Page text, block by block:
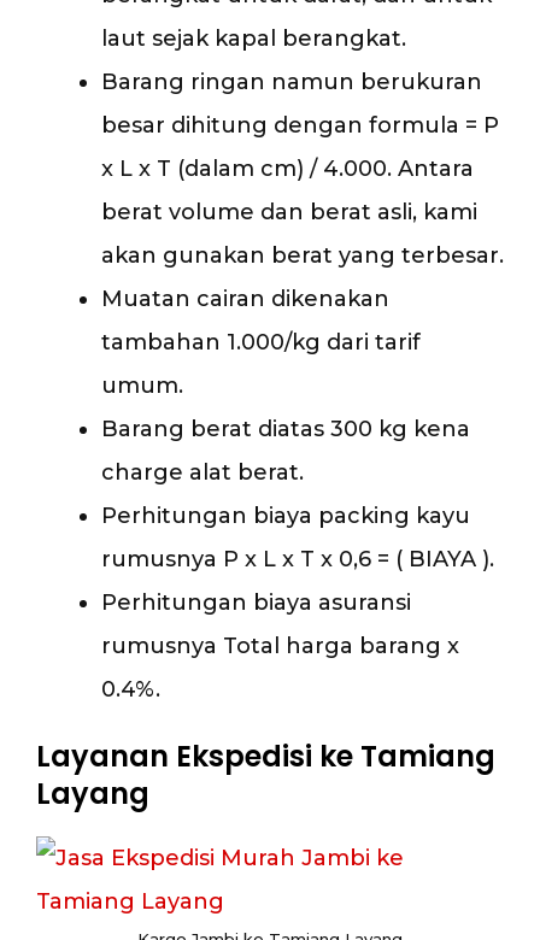
laut sejak kapal berangkat.
Barang ringan namun berukuran
besar dihitung dengan formula = P
x L x T (dalam cm) / 4.000. Antara
berat volume dan berat asli, kami
akan gunakan berat yang terbesar.
Muatan cairan dikenakan
tambahan 1.000/kg dari tarif
umum.
Barang berat diatas 300 kg kena
charge alat berat.
Perhitungan biaya packing kayu
rumusnya P x L x T x 0,6 = ( BIAYA ).
Perhitungan biaya asuransi
rumusnya Total harga barang x
0.4%.
Layanan Ekspedisi ke Tamiang
Layang